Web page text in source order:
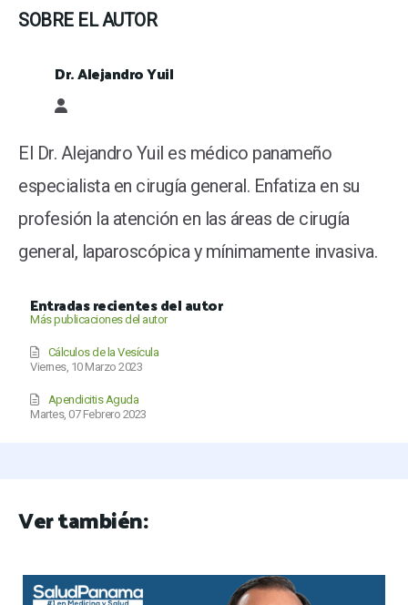
SOBRE EL AUTOR
Dr. Alejandro Yuil
El Dr. Alejandro Yuil es médico panameño
especialista en cirugía general. Enfatiza en su
profesión la atención en las áreas de cirugía
general, laparoscópica y mínimamente invasiva.
Entradas recientes del autor
Más publicaciones del autor
Viernes, 10 Marzo 2023
Cálculos de la Vesícula
Martes, 07 Febrero 2023
Apendicitis Aguda
Ver también: